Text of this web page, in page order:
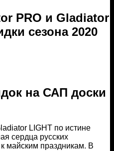
PRO и Gladiator
сезона 2020
на САП доски
LIGHT по истине
сердца русских
майским праздникам. В